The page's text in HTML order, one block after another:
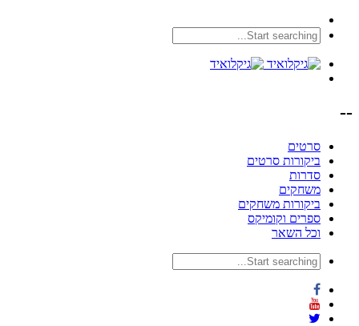
--
סרטים
ביקורות סרטים
סדרות
משחקים
ביקורות משחקים
ספרים וקומיקס
וכל השאר